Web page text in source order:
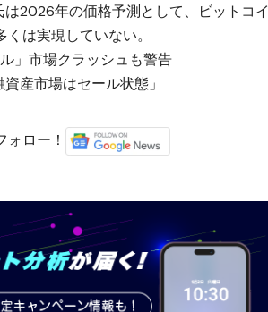
2026年の価格予測として、ビットコイ
は実現していない。
」市場クラッシュも警告
産市場はセール状態」
ロー！